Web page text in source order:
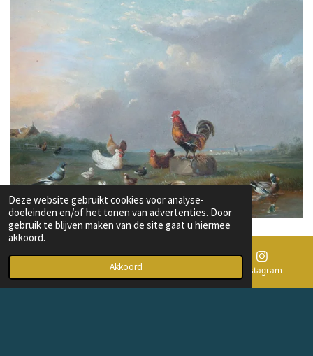
Deze website gebruikt cookies voor analyse-
doeleinden en/of het tonen van advertenties. Door
gebruik te blijven maken van de site gaat u hiermee
akkoord.
AkkoordTelefoonnummer Instagram